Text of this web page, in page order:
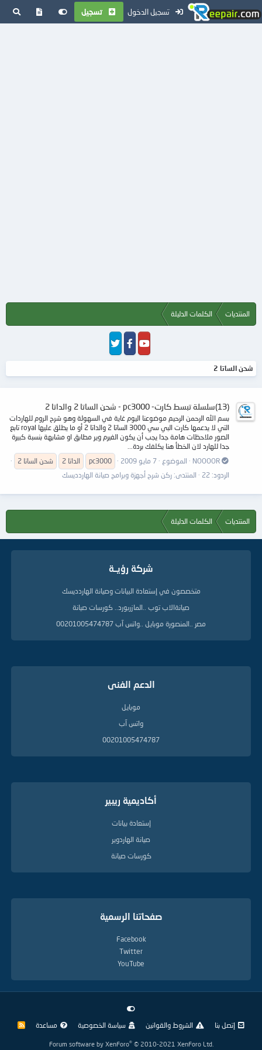
تسجيل الدخول تسجيل
المنتديات الكلمات الدليلة
شحن الساتا 2
(13)سلسلة تبسط كارت- pc3000 - شحن الساتا 2 والداتا 2
بسم الله الرحمن الرحيم موضوعنا اليوم غاية في السهولة وهو شرح الروم للهاردات
التي لا يدعمها كارت البي سي 3000 الساتا 2 والداتا 2 أو ما يطلق عليها royal تابع
الصور ملاحظات هامة جدا يجب أن يكون الفيرم وير مطابق او مشابهة بنسبة كبيرة
جدا للهارد لان الخطأ هنا يكلفك بردة...
NOOOOR
الموضوع 7 مايو 2009 pc3000 الداتا 2 شحن الساتا 2
الردود: 22
المنتدى: ركن شرح أجهزة وبرامج صيانة الهاردديسك
المنتديات الكلمات الدليلة
شركة رؤيــة
متخصصون في إستعادة البيانات وصيانة الهاردديسك
صيانةالاب توب ..المازربورد.. كورسات صيانة
مصر ..المنصورة موبايل ..واتس آب 00201005474787
الدعم الفنى
موبايل
واتس آب
00201005474787
أكاديمية ريبير
إستعادة بيانات
صيانة الهاردوير
كورسات صيانة
صفحاتنا الرسمية
Facebook
Twitter
YouTube
إتصل بنا الشروط والقوانين سياسة الخصوصية مساعدة
R
Forum software by XenForo® © 2010-2021 XenForo Ltd.